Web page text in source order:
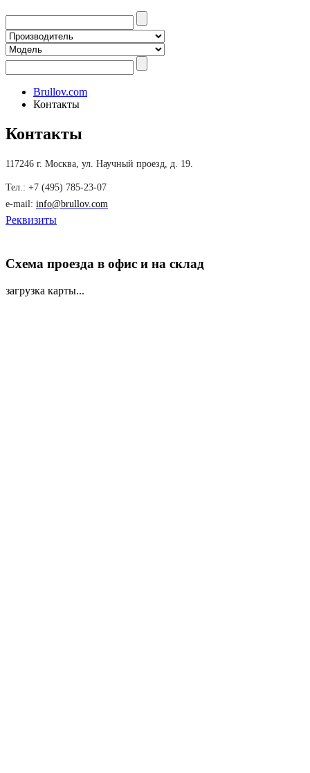
Brullov.com
Контакты
Контакты
117246 г. Москва, ул. Научный проезд, д. 19.
Тел.: +7 (495) 785-23-07
e-mail: info@brullov.com
Реквизиты
Схема проезда в офис и на склад
загрузка карты...